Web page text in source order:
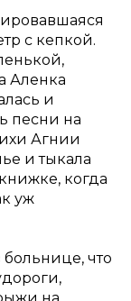
с кепкой.
Аленка
и
песни на
Агнии
и тыкала
когда
уж
что